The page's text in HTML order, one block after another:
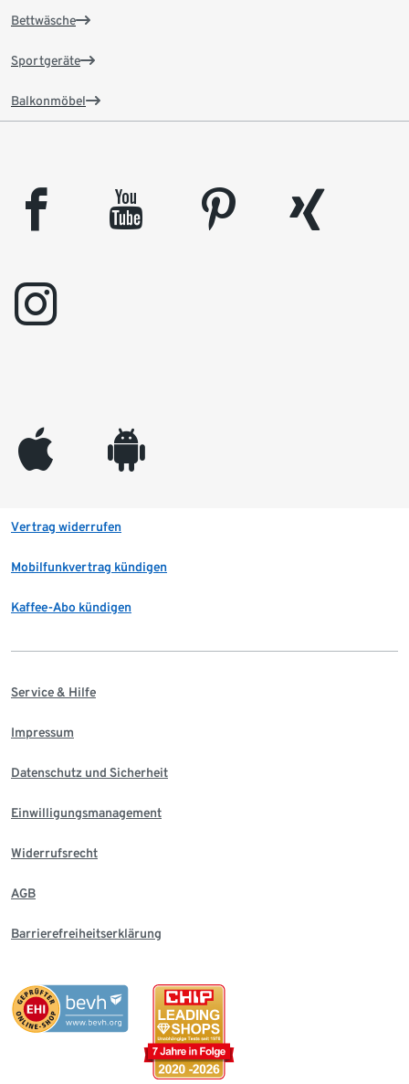
Bettwäsche
Sportgeräte
Balkonmöbel
facebook youtube pinterest
xing
instagram
appleinc android
Vertrag widerrufen
Mobilfunkvertrag kündigen
Kaffee-Abo kündigen
Service & Hilfe
Impressum
Datenschutz und Sicherheit
Einwilligungsmanagement
Widerrufsrecht
AGB
Barrierefreiheitserklärung